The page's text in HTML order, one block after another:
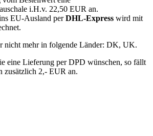
i.H.v. 22,50 EUR an.
EU-Ausland perDHL-Express wird mit
nicht mehr in folgende Länder: DK, UK.
eine Lieferung per DPD wünschen, so fällt
zusätzlich 2,- EUR an.